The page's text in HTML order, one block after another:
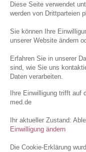
Diese Seite verwendet
werden von Drittparteien
Sie können Ihre
unserer Website ändern
Erfahren Sie in unserer
sind, wie Sie uns
Daten verarbeiten.
Ihre Einwilligung trifft auf
med.de
Ihr aktueller Zustand:
Einwilligung ändern
Die Cookie-Erklärung